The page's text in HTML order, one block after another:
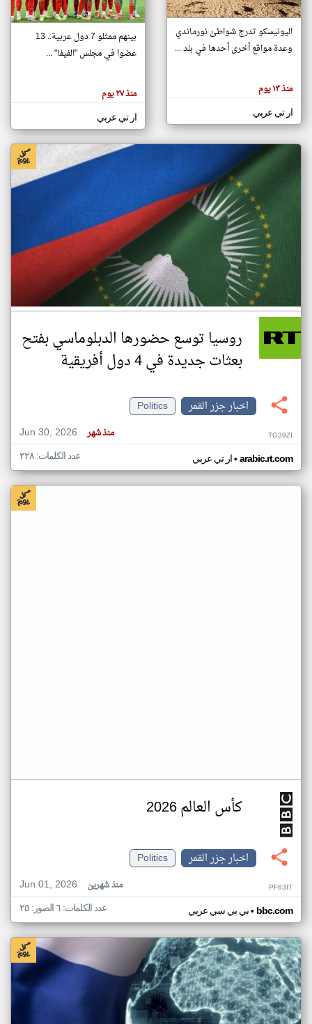
تغيير الدولة
اخبار جزر القمر على مدار الساعة
أهم اخبار جزر القمر العاجلة والمباشرة
هنا عن
وجهة
كاتبيها.
اليونيسكو تدرج شواطئ نورماندي
وعدة مواقع أخرى أحدها في بلد ...
منذ ١٣ يوم
ار تي عربي
بينهم ممثلو 7 دول عربية.. 13
عضوا في مجلس "الفيفا" ...
منذ ٢٧ يوم
ار تي عربي
روسيا توسع حضورها الدبلوماسي بفتح
بعثات جديدة في 4 دول أفريقية
اخبار جزر القمر
Politics
Jun 30, 2026
منذ شهر TG39ZI
ار تي عربي• arabic.rt.com عدد الكلمات: ٢٢٨
كأس العالم 2026
اخبار جزر القمر
Politics
Jun 01, 2026
منذ شهرين PF63IT
بي بي سي عربي• bbc.com عدد الكلمات: ٦ الصور: ٢٥
klyoum.com